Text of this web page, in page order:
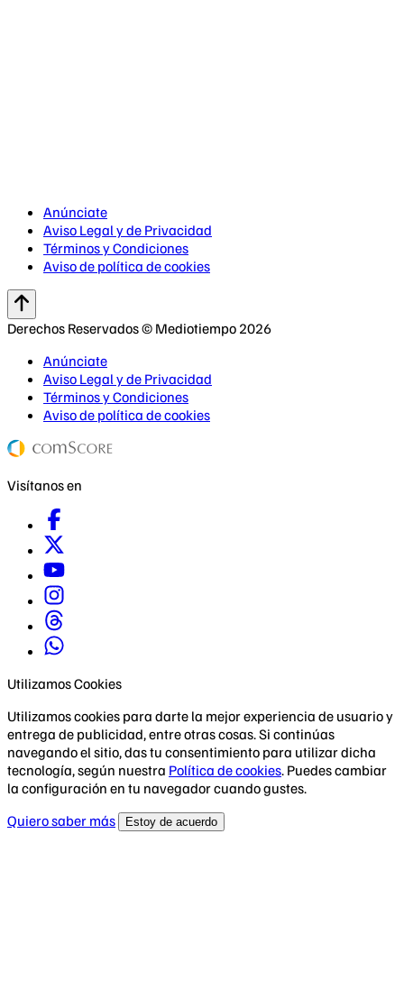
Anúnciate
Aviso Legal y de Privacidad
Términos y Condiciones
Aviso de política de cookies
Derechos Reservados © Mediotiempo 2026
Anúnciate
Aviso Legal y de Privacidad
Términos y Condiciones
Aviso de política de cookies
Visítanos en
Utilizamos Cookies
Utilizamos cookies para darte la mejor experiencia de usuario y
entrega de publicidad, entre otras cosas. Si continúas
navegando el sitio, das tu consentimiento para utilizar dicha
tecnología, según nuestra Política de cookies. Puedes cambiar
la configuración en tu navegador cuando gustes.
Quiero saber más
Estoy de acuerdo